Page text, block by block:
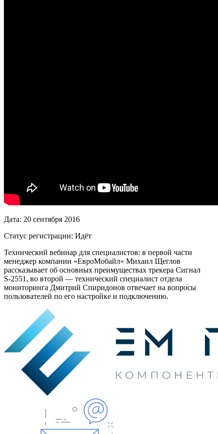
Дата: 20 сентября 2016
Статус регистрации: Идёт
Технический вебинар для специалистов: в первой части
менеджер компании «ЕвроМобайл» Михаил Щеглов
рассказывает об основных преимуществах трекера Сигнал
S-2551 , во второй — технический специалист отдела
мониторинга Дмитрий Спиридонов отвечает на вопросы
пользователей по его настройке и подключению.